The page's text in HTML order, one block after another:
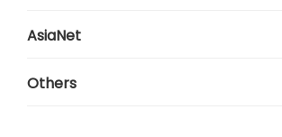
AsiaNet
Others